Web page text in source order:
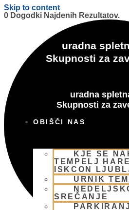
Skip to content
uradna
Skupnosti za
uradna
Skupnosti za
OBIŠČI NAS
KJE SE
TEMPELJ
ISKCON
URNIK
SREČANJE
0 Dogodki Najdenih Rezultatov.